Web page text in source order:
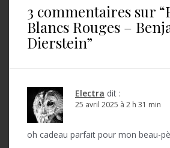
3 commentaires sur “
Blancs Rouges –
Dierstein”
Electra dit :
25 avril 2025 à 2 h 31 min
oh cadeau parfait pour mon beau-